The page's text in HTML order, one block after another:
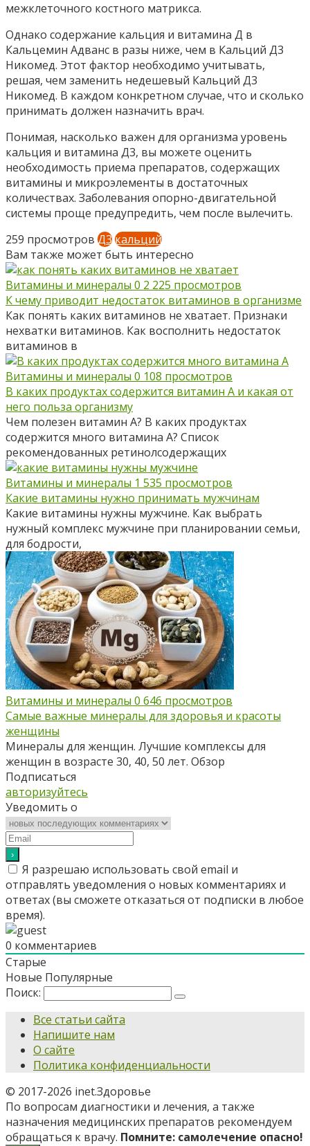
межклеточного костного матрикса.
Однако содержание кальция и витамина Д в
Кальцемин Адванс в разы ниже, чем в Кальций Д3
Никомед. Этот фактор необходимо учитывать,
решая, чем заменить недешевый Кальций Д3
Никомед. В каждом конкретном случае, что и сколько
принимать должен назначить врач.
Понимая, насколько важен для организма уровень
кальция и витамина Д3, вы можете оценить
необходимость приема препаратов, содержащих
витамины и микроэлементы в достаточных
количествах. Заболевания опорно-двигательной
системы проще предупредить, чем после вылечить.
259 просмотров Д3кальций
Вам также может быть интересно
Витамины и минералы 0 2 225 просмотров
К чему приводит недостаток витаминов в организме
Как понять каких витаминов не хватает. Признаки
нехватки витаминов. Как восполнить недостаток
витаминов в
Витамины и минералы 0 108 просмотров
В каких продуктах содержится витамин А и какая от
него польза организму
Чем полезен витамин А? В каких продуктах
содержится много витамина А? Список
рекомендованных ретинолсодержащих
Витамины и минералы 1 535 просмотров
Какие витамины нужно принимать мужчинам
Какие витамины нужны мужчине. Как выбрать
нужный комплекс мужчине при планировании семьи,
для бодрости,
Витамины и минералы 0 646 просмотров
Самые важные минералы для здоровья и красоты
женщины
Минералы для женщин. Лучшие комплексы для
женщин в возрасте 30, 40, 50 лет. Обзор
Подписаться
авторизуйтесь
Уведомить о
Я разрешаю использовать свой email и
отправлять уведомления о новых комментариях и
ответах (вы cможете отказаться от подписки в любое
время).
0 комментариев
Старые
Новые Популярные
Поиск:
Все статьи сайта
Напишите нам
О сайте
Политика конфиденциальности
© 2017-2026 inet.Здоровье
По вопросам диагностики и лечения, а также
назначения медицинских препаратов рекомендуем
обращаться к врачу. Помните: самолечение опасно!